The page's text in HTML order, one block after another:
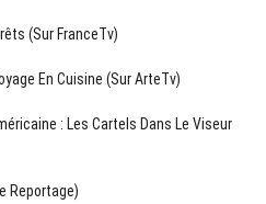
(sur FranceTv)
En Cuisine (sur ArteTv)
: Les Cartels Dans Le Viseur
Reportage)